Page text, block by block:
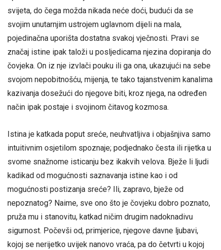
svijeta, do čega možda nikada neće doći, budući da se
svojim unutarnjim ustrojem uglavnom dijeli na mala,
pojedinačna uporišta dostatna svakoj vječnosti. Pravi se
značaj istine ipak taloži u posljedicama njezina dopiranja do
čovjeka. On iz nje izvlači pouku ili ga ona, ukazujući na sebe
svojom nepobitnošću, mijenja, te tako tajanstvenim kanalima
kazivanja dosežući do njegove biti, kroz njega, na određen
način ipak postaje i svojinom čitavog kozmosa.
Istina je katkada poput sreće, neuhvatljiva i objašnjiva samo
intuitivnim osjetilom spoznaje; podjednako česta ili rijetka u
svome snažnome isticanju bez ikakvih velova. Bježe li ljudi
kadikad od mogućnosti saznavanja istine kao i od
mogućnosti postizanja sreće? Ili, zapravo, bježe od
nepoznatog? Naime, sve ono što je čovjeku dobro poznato,
pruža mu i stanovitu, katkad ničim drugim nadoknadivu
sigurnost. Počevši od, primjerice, njegove davne ljubavi,
kojoj se nerijetko uvijek nanovo vraća, pa do četvrti u kojoj